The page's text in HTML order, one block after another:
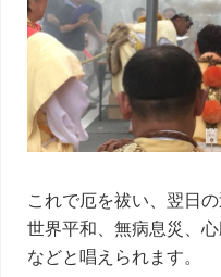
これで厄を祓い、翌日
世界平和、無病息災、
などと唱えられます。